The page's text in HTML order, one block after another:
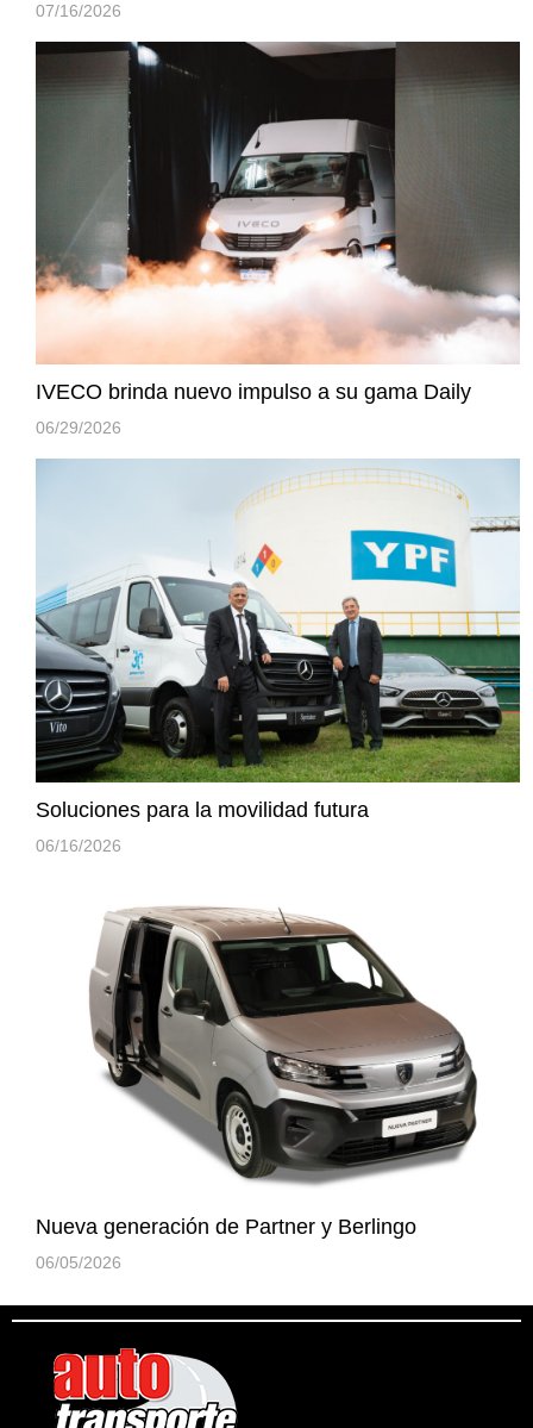
07/16/2026
IVECO brinda nuevo impulso a su gama Daily
06/29/2026
Soluciones para la movilidad futura
06/16/2026
Nueva generación de Partner y Berlingo
06/05/2026